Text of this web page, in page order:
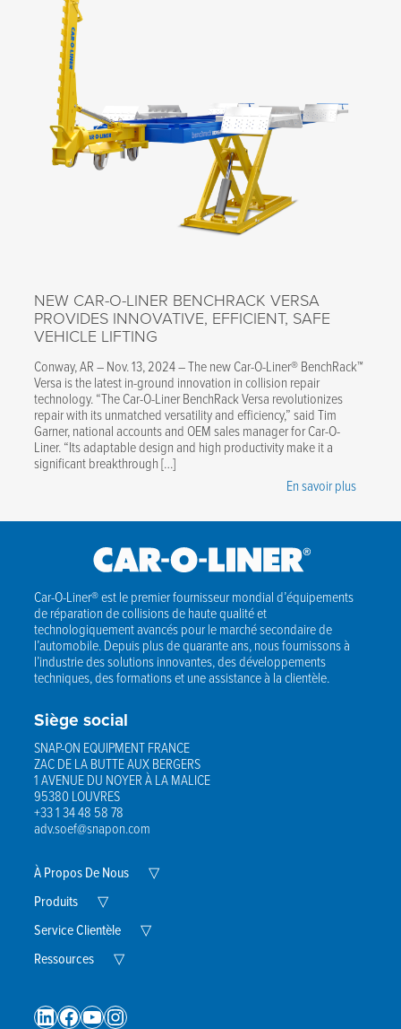
NEW CAR-O-LINER BENCHRACK VERSA
PROVIDES INNOVATIVE, EFFICIENT, SAFE
VEHICLE LIFTING
Conway, AR – Nov. 13, 2024 – The new Car-O-Liner® BenchRack™
Versa is the latest in-ground innovation in collision repair
technology. “The Car-O-Liner BenchRack Versa revolutionizes
repair with its unmatched versatility and efficiency,” said Tim
Garner, national accounts and OEM sales manager for Car-O-
Liner. “Its adaptable design and high productivity make it a
significant breakthrough […]
En savoir plus
Car-O-Liner® est le premier fournisseur mondial d’équipements
de réparation de collisions de haute qualité et
technologiquement avancés pour le marché secondaire de
l’automobile. Depuis plus de quarante ans, nous fournissons à
l’industrie des solutions innovantes, des développements
techniques, des formations et une assistance à la clientèle.
Siège social
SNAP-ON EQUIPMENT FRANCE
ZAC DE LA BUTTE AUX BERGERS
1 AVENUE DU NOYER À LA MALICE
95380 LOUVRES
+33 1 34 48 58 78
adv.soef@snapon.com
À Propos De Nous ▽Expand
Produits ▽Expand
Menu
Service Clientèle ▽Expand
Ressources ▽Expand
LinkedIn
Facebook
YouTube
Instagram